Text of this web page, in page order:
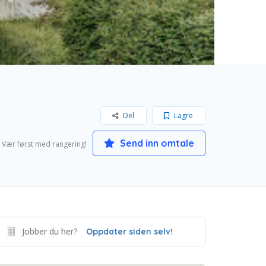
Lagre
Del
Vær først med rangering! Send inn omtale
Jobber du her? Oppdater siden selv!